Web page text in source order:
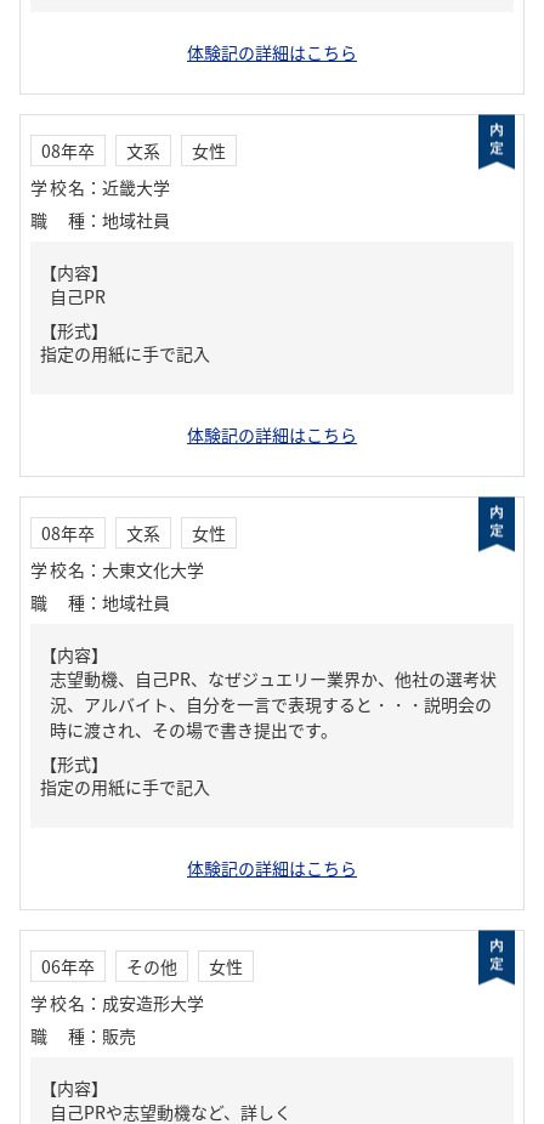
体験記の詳細はこちら
08年卒 文系
女性
学校名 ： 近畿大学
職種 ： 地域社員
【内容】
自己PR
【形式】
指定の用紙に手で記入
体験記の詳細はこちら
08年卒 文系
女性
学校名 ： 大東文化大学
職種 ： 地域社員
【内容】
志望動機、自己PR、なぜジュエリー業界か、他社の選考状
況、アルバイト、自分を一言で表現すると・・・説明会の
時に渡され、その場で書き提出です。
【形式】
指定の用紙に手で記入
体験記の詳細はこちら
06年卒 その他
女性
学校名 ： 成安造形大学
職種 ： 販売
【内容】
自己PRや志望動機など、詳しく